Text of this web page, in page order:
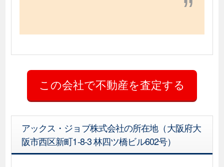
アックス・ジョブ株式会社の所在地（大阪府大
阪市西区新町1-8-3 林四ツ橋ビル602号）